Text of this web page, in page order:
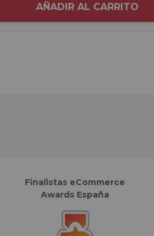
AÑADIR AL CARRITO
Finalistas eCommerce
Awards España